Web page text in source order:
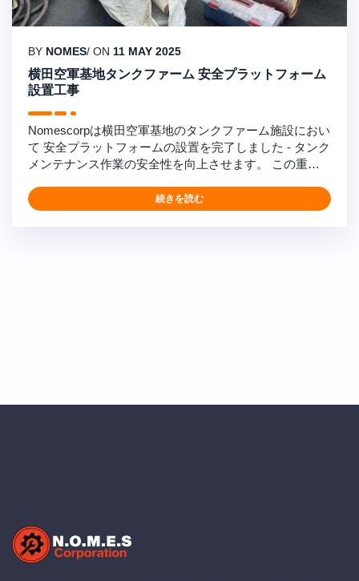
BY NOMES/ ON 11 MAY 2025
横田空軍基地タンクファーム 安全プラットフォーム
設置工事
Nomescorpは横田空軍基地のタンクファーム施設におい
て 安全プラットフォームの設置を完了しました - タンク
メンテナンス作業の安全性を向上させます。 この重要
めの特殊なプラットフォームの設計と設置を含みまし
た。機械/土木エンジニア、構造エンジニア、建築家か
続きを読む